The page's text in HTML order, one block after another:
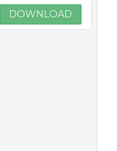
DOWNLOAD